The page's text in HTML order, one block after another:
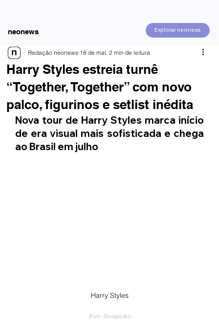
Explorar neonews
neonews
Harry Styles estreia turnê
“Together, Together” com novo
palco, figurinos e setlist inédita
Redação neonews 18 de mai. 2 min de leitura
Nova tour de Harry Styles marca início
de era visual mais sofisticada e chega
ao Brasil em julho
Harry Styles
(Foto: Divulgação)